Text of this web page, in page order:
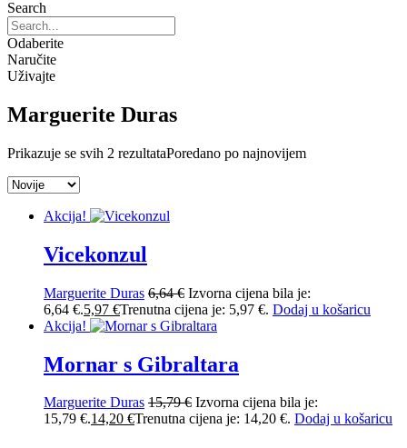
Search
Odaberite
Naručite
Uživajte
Marguerite Duras
Prikazuje se svih 2 rezultataPoredano po najnovijem
Akcija!
Vicekonzul
Marguerite Duras 6,64€ Izvorna cijena bila je:
6,64 €.5,97 €Trenutna cijena je: 5,97 €. Dodaj u košaricu
Akcija!
Mornar s Gibraltara
Marguerite Duras 15,79€ Izvorna cijena bila je:
15,79 €.14,20 €Trenutna cijena je: 14,20 €. Dodaj u košaricu